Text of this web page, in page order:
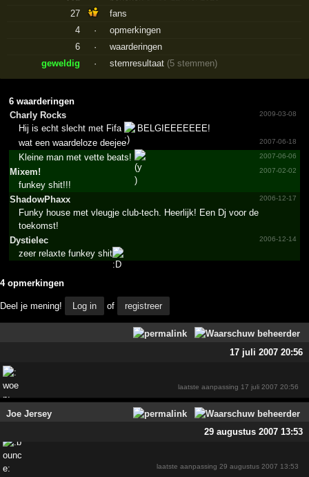
27
fans
4
·
opmerkingen
6
·
waarderingen
geweldig
· stemresultaat (5 stemmen)
6 waarderingen
Charly Rocks
2009-03-08
Hij is echt slecht met Fifa BELGIEEEEEEE!
2007-06-18
wat een waardeloze deejee
2007-06-06
Kleine man met vette beats!
Mixem!
2007-02-02
funkey shit!!!
ShadowPhaxx
2006-12-17
Funky house met vleugje club-tech. Heerlijk! Een Dj voor de
toekomst!
Dystielec
2006-12-14
zeer relaxte funkey shit
4 opmerkingen
Deel je mening! Log in of registreer
17 juli 2007 20:56
laatste aanpassing 17 juli 2007 20:56
Joe Jersey
29 augustus 2007 13:53
laatste aanpassing29 augustus 2007 13:53